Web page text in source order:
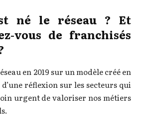
né le réseau ? Et
vous de franchisés
en 2019 sur un modèle créé en
réflexion sur les secteurs qui
urgent de valoriser nos métiers